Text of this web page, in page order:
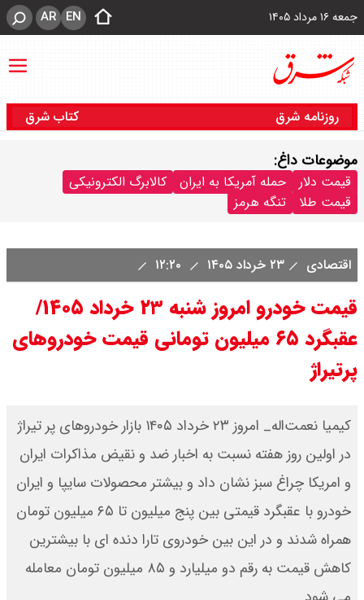
جمعه ۱۶ مرداد ۱۴۰۵ EN
AR
روزنامه شرق کتاب شرق
موضوعات داغ:
قیمت دلار حمله آمریکا به ایران
کالابرگ الکترونیکی
قیمت طلا
تنگه هرمز
اقتصادی ۲۳ خرداد ۱۴۰۵
قیمت خودرو امروز شنبه ۲۳ خرداد ۱۴۰۵/
عقبگرد ۶۵ میلیون تومانی قیمت خودروهای
پرتیراژ
کیمیا نعمت‌اله_ امروز ۲۳ خرداد ۱۴۰۵ بازار خودروهای پر تیراژ
در اولین روز هفته نسبت به اخبار ضد و نقیض مذاکرات ایران
و امریکا چراغ سبز نشان داد و بیشتر محصولات سایپا و ایران
خودرو با عقبگرد قیمتی بین پنج میلیون تا ۶۵ میلیون تومان
همراه شدند و در این بین خودروی تارا دنده ای با بیشترین
کاهش قیمت به رقم دو میلیارد و ۸۵ میلیون تومان معامله